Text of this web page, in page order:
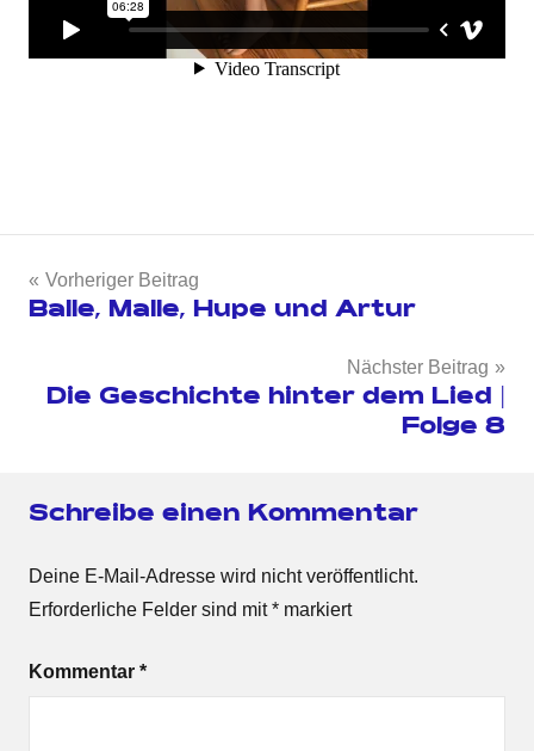
Beitragsnavigation
Vorheriger Beitrag
Balle, Malle, Hupe und Artur
Nächster Beitrag
Die Geschichte hinter dem Lied |
Folge 8
Schreibe einen Kommentar
Deine E-Mail-Adresse wird nicht veröffentlicht.
Erforderliche Felder sind mit* markiert
Kommentar *